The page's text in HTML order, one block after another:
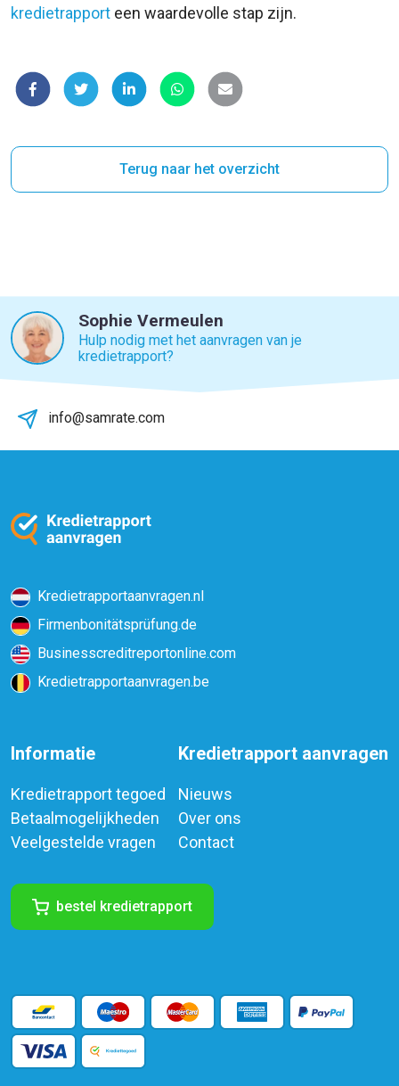
kredietrapport een waardevolle stap zijn.
Terug naar het overzicht
Sophie Vermeulen
Hulp nodig met het aanvragen van je
kredietrapport?
info@samrate.com
Kredietrapportaanvragen.nl
Firmenbonitätsprüfung.de
Businesscreditreportonline.com
Kredietrapportaanvragen.be
Informatie
Kredietrapport tegoed
Betaalmogelijkheden
Veelgestelde vragen
Kredietrapport aanvragen
Nieuws
Over ons
Contact
bestel kredietrapport